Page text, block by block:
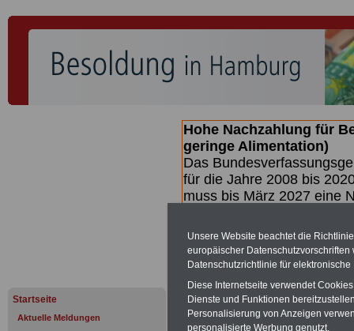
Startseite
Aktuelle Meldungen
Hohe Nachzahlung für
geringe Alimentation)
Das
für die Jahre 2008 bis
muss bis März 2027 eine
(Beamte &
geben (Medienberichten
mind.3.000 und 13.000
Broschüre heraus, die
Gesetzentwurfs der
(wahrscheinlich im
Unsere Website beachtet die
europäischer
Datenschutzrichtlinie für
Diese Internetseite verwendet
Dienste und Funktionen
Personalisierung von Anzeigen
personalisierte Werbung genutzt.